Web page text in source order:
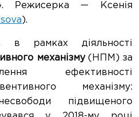
Режисерка — Ксенія
).
в рамках діяльності
механізму(НПМ) за
ефективності
механізму:
підвищеного